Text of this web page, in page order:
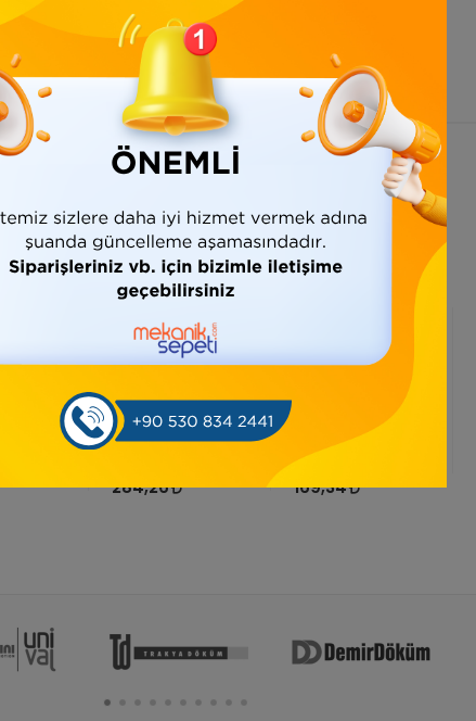
Ürün Bilgisi Yorumlar (0)
*11/4 GALVANİZ
284,26
*3/4 GALVANİZ
KURUVA(İSTAVROZ)
169,34